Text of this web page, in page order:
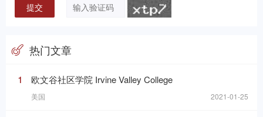
热门文章
1 欧文谷社区学院 Irvine Valley College
美国 2021-01-25